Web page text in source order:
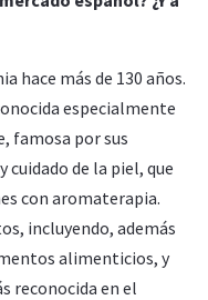
hace más de 130 años.
especialmente
famosa por sus
cuidado de la piel, que
con aromaterapia.
incluyendo, además
alimenticios, y
reconocida en el